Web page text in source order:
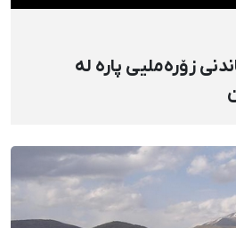
زۆرەملیی پارە لە